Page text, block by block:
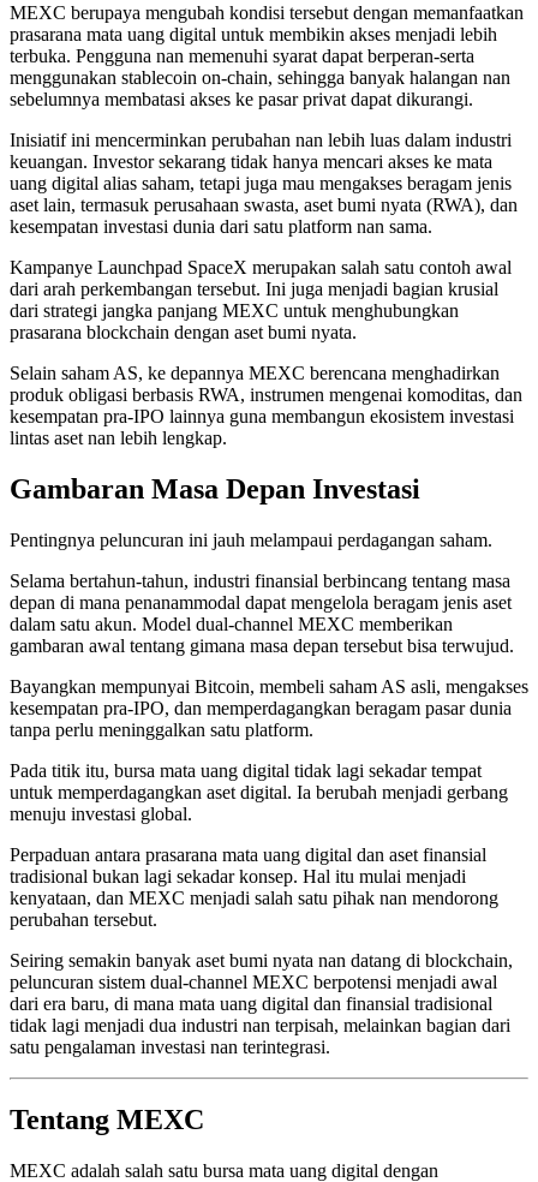
MEXC berupaya mengubah kondisi tersebut dengan memanfaatkan
prasarana mata uang digital untuk membikin akses menjadi lebih
terbuka. Pengguna nan memenuhi syarat dapat berperan-serta
menggunakan stablecoin on-chain, sehingga banyak halangan nan
sebelumnya membatasi akses ke pasar privat dapat dikurangi.
Inisiatif ini mencerminkan perubahan nan lebih luas dalam industri
keuangan. Investor sekarang tidak hanya mencari akses ke mata
uang digital alias saham, tetapi juga mau mengakses beragam jenis
aset lain, termasuk perusahaan swasta, aset bumi nyata (RWA), dan
kesempatan investasi dunia dari satu platform nan sama.
Kampanye Launchpad SpaceX merupakan salah satu contoh awal
dari arah perkembangan tersebut. Ini juga menjadi bagian krusial
dari strategi jangka panjang MEXC untuk menghubungkan
prasarana blockchain dengan aset bumi nyata.
Selain saham AS, ke depannya MEXC berencana menghadirkan
produk obligasi berbasis RWA, instrumen mengenai komoditas, dan
kesempatan pra-IPO lainnya guna membangun ekosistem investasi
lintas aset nan lebih lengkap.
Gambaran Masa Depan Investasi
Pentingnya peluncuran ini jauh melampaui perdagangan saham.
Selama bertahun-tahun, industri finansial berbincang tentang masa
depan di mana penanammodal dapat mengelola beragam jenis aset
dalam satu akun. Model dual-channel MEXC memberikan
gambaran awal tentang gimana masa depan tersebut bisa terwujud.
Bayangkan mempunyai Bitcoin, membeli saham AS asli, mengakses
kesempatan pra-IPO, dan memperdagangkan beragam pasar dunia
tanpa perlu meninggalkan satu platform.
Pada titik itu, bursa mata uang digital tidak lagi sekadar tempat
untuk memperdagangkan aset digital. Ia berubah menjadi gerbang
menuju investasi global.
Perpaduan antara prasarana mata uang digital dan aset finansial
tradisional bukan lagi sekadar konsep. Hal itu mulai menjadi
kenyataan, dan MEXC menjadi salah satu pihak nan mendorong
perubahan tersebut.
Seiring semakin banyak aset bumi nyata nan datang di blockchain,
peluncuran sistem dual-channel MEXC berpotensi menjadi awal
dari era baru, di mana mata uang digital dan finansial tradisional
tidak lagi menjadi dua industri nan terpisah, melainkan bagian dari
satu pengalaman investasi nan terintegrasi.
Tentang MEXC
MEXC adalah salah satu bursa mata uang digital dengan